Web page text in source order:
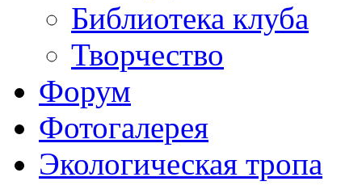
Библиотека клуба
Творчество
Форум
Фотогалерея
Экологическая тропа